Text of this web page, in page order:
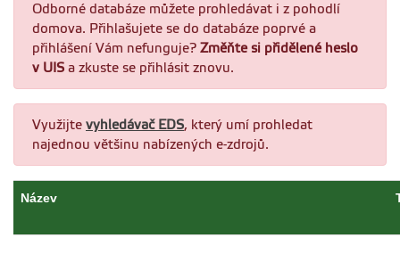
Odborné databáze můžete prohledávat i z pohodlí
domova. Přihlašujete se do databáze poprvé a
přihlášení Vám nefunguje? Změňte si přidělené heslo
v UIS a zkuste se přihlásit znovu.
Využijte vyhledávač EDS, který umí prohledat
najednou většinu nabízených e-zdrojů.
Název